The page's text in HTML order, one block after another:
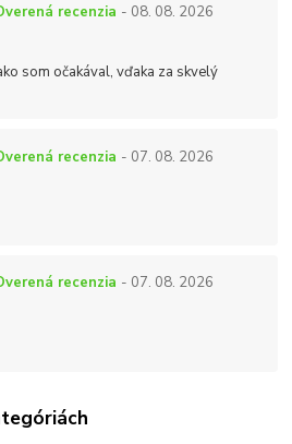
recenzia - 08. 08. 2026
som očakával, vďaka za skvelý
recenzia - 07. 08. 2026
recenzia - 07. 08. 2026